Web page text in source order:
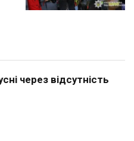
через відсутність